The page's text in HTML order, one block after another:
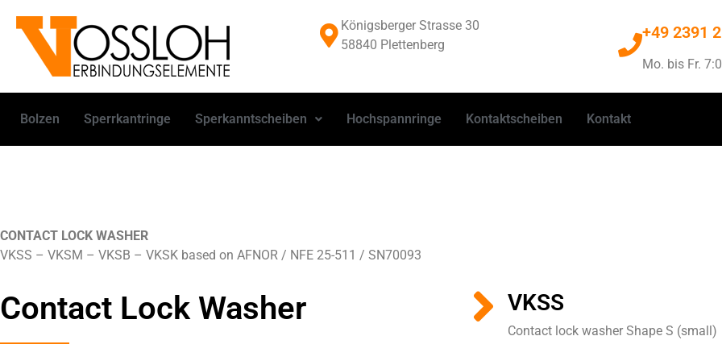
Königsberger Strasse 30
58840 Plettenberg
+49 2391
Mo. bis Fr.
Bolzen Sperrkantringe Sperkanntscheiben Hochspannringe Kontaktscheiben Kontakt
CONTACT LOCK WASHER
VKSS – VKSM – VKSB – VKSK based on AFNOR / NFE 25-511 / SN70093
Contact Lock Washer VKSS
Contact lock washer Shape S (small)